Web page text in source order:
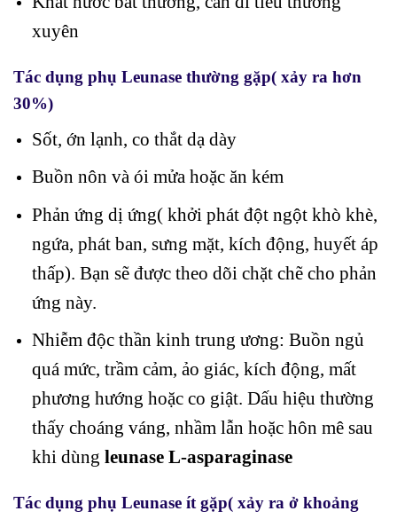
xuyên
Tác dụng phụ Leunase thường gặp( xảy ra hơn
30%)
Sốt, ớn lạnh, co thắt dạ dày
Buồn nôn và ói mửa hoặc ăn kém
Phản ứng dị ứng( khởi phát đột ngột khò khè,
ngứa, phát ban, sưng mặt, kích động, huyết áp
thấp). Bạn sẽ được theo dõi chặt chẽ cho phản
ứng này.
Nhiễm độc thần kinh trung ương: Buồn ngủ
quá mức, trầm cảm, ảo giác, kích động, mất
phương hướng hoặc co giật. Dấu hiệu thường
thấy choáng váng, nhầm lẫn hoặc hôn mê sau
khi dùng leunase L-asparaginase
Tác dụng phụ Leunase ít gặp( xảy ra ở khoảng